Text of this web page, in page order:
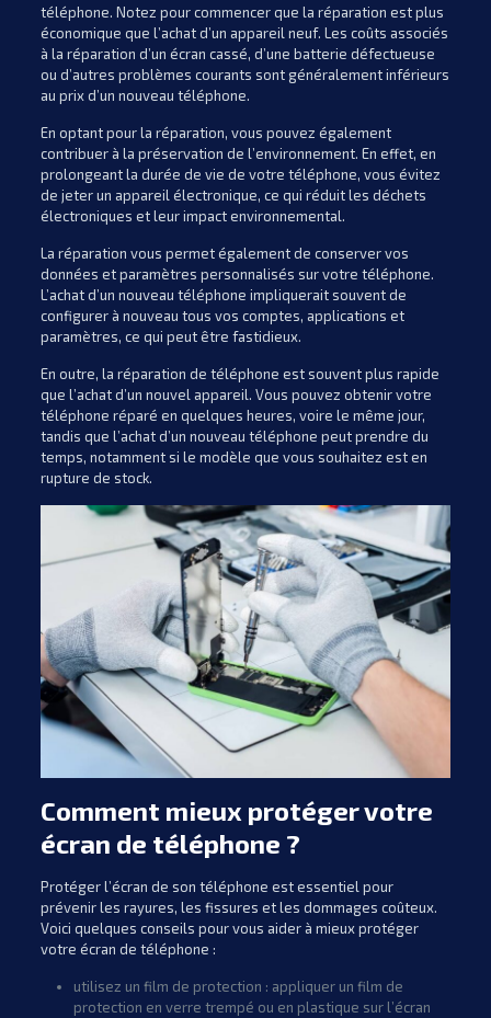
téléphone. Notez pour commencer que la réparation est plus
économique que l’achat d’un appareil neuf. Les coûts associés
à la réparation d’un écran cassé, d’une batterie défectueuse
ou d’autres problèmes courants sont généralement inférieurs
au prix d’un nouveau téléphone.
En optant pour la réparation, vous pouvez également
contribuer à la préservation de l’environnement. En effet, en
prolongeant la durée de vie de votre téléphone, vous évitez
de jeter un appareil électronique, ce qui réduit les déchets
électroniques et leur impact environnemental.
La réparation vous permet également de conserver vos
données et paramètres personnalisés sur votre téléphone.
L’achat d’un nouveau téléphone impliquerait souvent de
configurer à nouveau tous vos comptes, applications et
paramètres, ce qui peut être fastidieux.
En outre, la réparation de téléphone est souvent plus rapide
que l’achat d’un nouvel appareil. Vous pouvez obtenir votre
téléphone réparé en quelques heures, voire le même jour,
tandis que l’achat d’un nouveau téléphone peut prendre du
temps, notamment si le modèle que vous souhaitez est en
rupture de stock.
Comment mieux protéger votre
écran de téléphone ?
Protéger l’écran de son téléphone est essentiel pour
prévenir les rayures, les fissures et les dommages coûteux.
Voici quelques conseils pour vous aider à mieux protéger
votre écran de téléphone :
utilisez un film de protection : appliquer un film de
protection en verre trempé ou en plastique sur l’écran